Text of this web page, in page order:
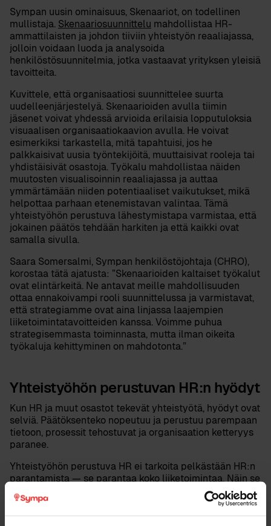
Sympan uusin ominaisuus, Skenaariot, on todellinen
mullistaja. Skenaariosuunnittelu mahdollistaa HR-
ammattilaisten ja johdon tiiviin yhteistyön reaaliajassa,
jolloin voidaan luoda ja analysoida
henkilöstösuunnitelmia, jotka vastaavat yrityksen yleisiä
tavoitteita.
Kuvittele, että organisaatiosi suunnittelee suurta
uudelleenjärjestelyä. Skenaarioiden avulla tiimin
jäsenet voivat yhdessä arvioida erilaisia lopputuloksia
visuaalisen organisaatiokaavion avulla. He voivat
esimerkiksi tarkastella, mitä tapahtuisi, jos he
palkkaisivat uusia työntekijöitä, muuttaisivat rooleja tai
yhdistäisivät osastoja. Työkalu mahdollistaa näiden
muutosten visualisoinnin reaaliajassa ja auttaa
ymmärtämään niiden potentiaaliset vaikutukset, mikä
helpottaa parhaan etenemistavan valintaa. Tämä
yhteistyöhön perustuva lähestymistapa varmistaa, että
jokainen päätös tehdään harkiten ja että kaikki ovat
samalla sivulla.
Saara Somersalmi, Sympan henkilöstöjohtaja (CHRO),
korostaa tätä ajatusta: ”Skenaarioiden kaltaiset työkalut
ovat elintärkeitä. Ne antavat meille mahdollisuuden
ottaa ennakoivampi rooli suunnittelussa ja varmistavat,
että strategiamme ovat aina linjassa laajempien
liiketoimintatavoitteiden kanssa. Voimme puhua
strategisemmasta toiminnasta, mutta ilman oikeita
työkaluja kehittyminen on mahdotonta.”
Yhteistyöhön perustuvan HR:n hyödyt
Kun HR ja muut osastot tekevät yhteistyötä, hyödyt ovat
selviä. Päätöksenteko nopeutuu ja perustuu parempaan
tietoon, prosessit tehostuvat ja organisaation ketteryys
paranee.
Yhteistyöhön perustuva HR ei tarkoita pelkästään HR:n
parantamista — se parantaa koko liiketoimintaa. Näin se
toimii: